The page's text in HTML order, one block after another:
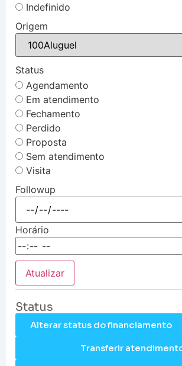
Indefinido
Origem
Status
Agendamento
Em atendimento
Fechamento
Perdido
Proposta
Sem atendimento
Visita
Followup
Horário
Atualizar
Status
Alterar status do financiamento
Transferir